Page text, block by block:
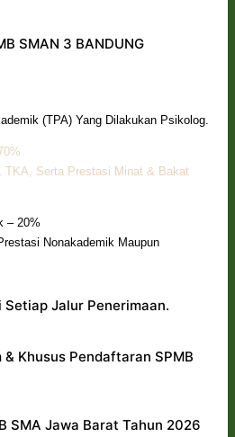
SMAN 3 BANDUNG
(TPA) Yang Dilakukan Psikolog.
TKA, Serta Prestasi Minat & Bakat
– 20%
Nonakademik Maupun
Jalur Penerimaan.
Khusus Pendaftaran SPMB
SMA Jawa Barat Tahun 2026